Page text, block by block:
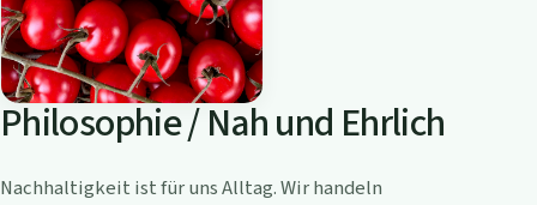
Philosophie / Nah und Ehrlich
Nachhaltigkeit ist für uns Alltag. Wir handeln